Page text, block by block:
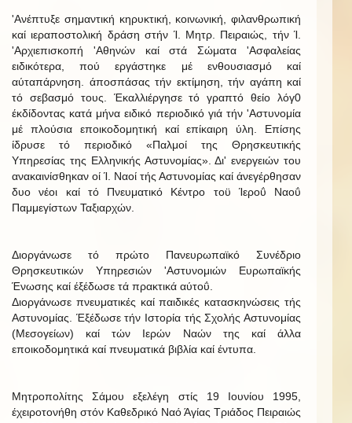
'Ανέπτυξε σημαντική κηρυκτική, κοινωνική, φιλανθρωπική
καί ιεραποστολική δράση στήν Ί. Μητρ. Πειραιώς, τήν Ί.
'Αρχιεπισκοπή 'Αθηνών καί στά Σώματα 'Ασφαλείας
ειδικότερα, πού εργάστηκε μέ ενθουσιασμό καί
αύταπάρνηση. άποσπάσας τήν εκτίμηση, τήν αγάπη καί
τό σεβασμό τους. Έκαλλιέργησε τό γραπτό θείο λόγ0
έκδίδοντας κατά μήνα ειδικό περιοδικό γιά τήν 'Αστυνομία
μέ πλούσια εποικοδομητική καί επίκαιρη ύλη. Επίσης
ίδρυσε τό περιοδικό «Παλμοί της Θρησκευτικής
Υπηρεσίας της Ελληνικής Αστυνομίας». Δι' ενεργειών του
ανακαινίσθηκαν οί Ί. Ναοί τής Αστυνομίας καί άνεγέρθησαν
δυο νέοι καί τό Πνευματικό Κέντρο τοϋ Ίεροΰ Ναοΰ
Παμμεγίστων Ταξιαρχών.
Διοργάνωσε τό πρώτο Πανευρωπαϊκό Συνέδριο
Θρησκευτικών Υπηρεσιών 'Αστυνομιών Ευρωπαϊκής
Ένωσης καί έξέδωσε τά πρακτικά αύτοΰ.
Διοργάνωσε πνευματικές καί παιδικές κατασκηνώσεις τής
Αστυνομίας. Έξέδωσε τήν Ιστορία τής Σχολής Αστυνομίας
(Μεσογείων) καί τών Ιερών Ναών της καί άλλα
εποικοδομητικά καί πνευματικά βιβλία καί έντυπα.
Μητροπολίτης Σάμου εξελέγη στίς 19 Ιουνίου 1995,
έχειροτονήθη στόν Καθεδρικό Ναό Άγίας Τριάδος Πειραιώς